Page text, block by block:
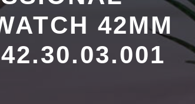
42MM